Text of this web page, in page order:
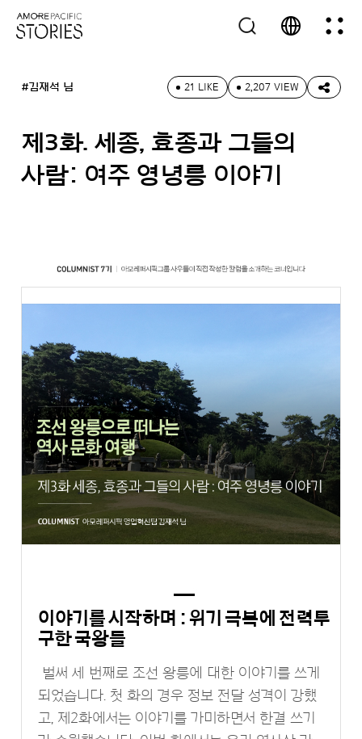
#김재석 님 21 LIKE 2,207 VIEW
제3화. 세종, 효종과 그들의
사람: 여주 영녕릉 이야기
이야기를 시작하며 : 위기 극복에 전력투
구한 국왕들
벌써 세 번째로 조선 왕릉에 대한 이야기를 쓰게
되었습니다. 첫 화의 경우 정보 전달 성격이 강했
고, 제2화에서는 이야기를 가미하면서 한결 쓰기